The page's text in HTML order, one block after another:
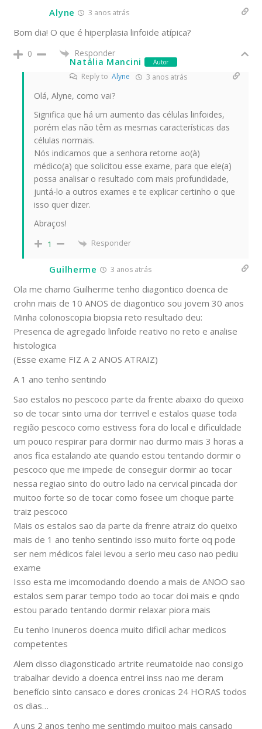
Alyne 3 anos atrás
Bom dia! O que é hiperplasia linfoide atípica?
0
Responder
Natália Mancini
Autor
Reply toAlyne 3 anos atrás
Olá, Alyne, como vai?
Significa que há um aumento das células linfoides,
porém elas não têm as mesmas características das
células normais.
Nós indicamos que a senhora retorne ao(à)
médico(a) que solicitou esse exame, para que ele(a)
possa analisar o resultado com mais profundidade,
juntá-lo a outros exames e te explicar certinho o que
isso quer dizer.
Abraços!
1 Responder
Guilherme 3 anos atrás
Ola me chamo Guilherme tenho diagontico doenca de
crohn mais de 10 ANOS de diagontico sou jovem 30 anos
Minha colonoscopia biopsia reto resultado deu:
Presenca de agregado linfoide reativo no reto e analise
histologica
(Esse exame FIZ A 2 ANOS ATRAIZ)
A 1 ano tenho sentindo
Sao estalos no pescoco parte da frente abaixo do queixo
so de tocar sinto uma dor terrivel e estalos quase toda
região pescoco como estivess fora do local e dificuldade
um pouco respirar para dormir nao durmo mais 3 horas a
anos fica estalando ate quando estou tentando dormir o
pescoco que me impede de conseguir dormir ao tocar
nessa regiao sinto do outro lado na cervical pincada dor
muitoo forte so de tocar como fosee um choque parte
traiz pescoco
Mais os estalos sao da parte da frenre atraiz do queixo
mais de 1 ano tenho sentindo isso muito forte oq pode
ser nem médicos falei levou a serio meu caso nao pediu
exame
Isso esta me imcomodando doendo a mais de ANOO sao
estalos sem parar tempo todo ao tocar doi mais e qndo
estou parado tentando dormir relaxar piora mais
Eu tenho Inuneros doenca muito dificil achar medicos
competentes
Alem disso diagonsticado artrite reumatoide nao consigo
trabalhar devido a doenca entrei inss nao me deram
benefício sinto cansaco e dores cronicas 24 HORAS todos
os dias…
A uns 2 anos tenho me sentimdo muitoo mais cansado